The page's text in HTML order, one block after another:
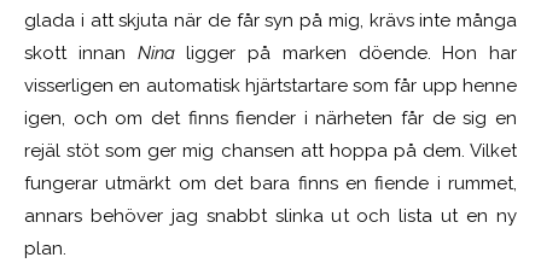
glada i att skjuta när de får syn på mig, krävs inte många
skott innan Ninaligger på marken döende. Hon har
visserligen en automatisk hjärtstartare som får upp henne
igen, och om det finns fiender i närheten får de sig en
rejäl stöt som ger mig chansen att hoppa på dem. Vilket
fungerar utmärkt om det bara finns en fiende i rummet,
annars behöver jag snabbt slinka ut och lista ut en ny
plan.